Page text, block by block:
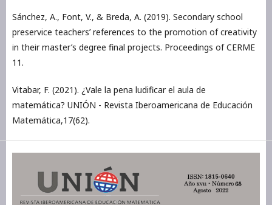
Sánchez, A., Font, V., & Breda, A. (2019). Secondary school
preservice teachers’ references to the promotion of creativity
in their master’s degree final projects. Proceedings of CERME
11.
Vitabar, F. (2021). ¿Vale la pena ludificar el aula de
matemática? UNIÓN - Revista Iberoamericana de Educación
Matemática,17(62).